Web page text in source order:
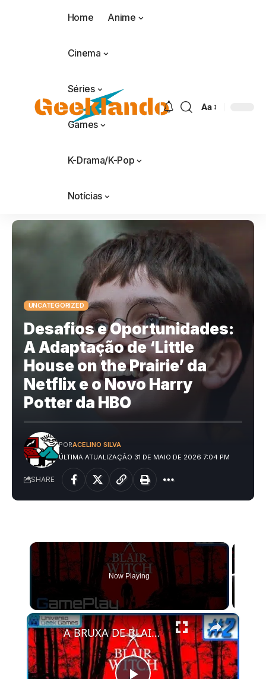
Home Anime
Cinema
Séries
Games
K-Drama/K-Pop
Notícias
Aa
UNCATEGORIZED
Desafios e Oportunidades:
A Adaptação de ‘Little
House on the Prairie’ da
Netflix e o Novo Harry
Potter da HBO
ÚLTIMA ATUALIZAÇÃO 31 DE MAIO DE 2026 7:04 PM
PORACELINO SILVA
SHARE
Now Playing
×
A BRUXA DE BLAIR - BLAIR WITCH: Contínuo com medo de jogar - Português PT-BR #gameplay #parte2